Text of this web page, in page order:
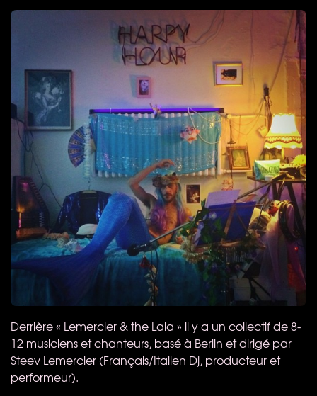
Derrière « Lemercier & the Lala » il y a un collectif de 8-
12 musiciens et chanteurs, basé à Berlin et dirigé par
Steev Lemercier (Français/Italien Dj, producteur et
performeur).